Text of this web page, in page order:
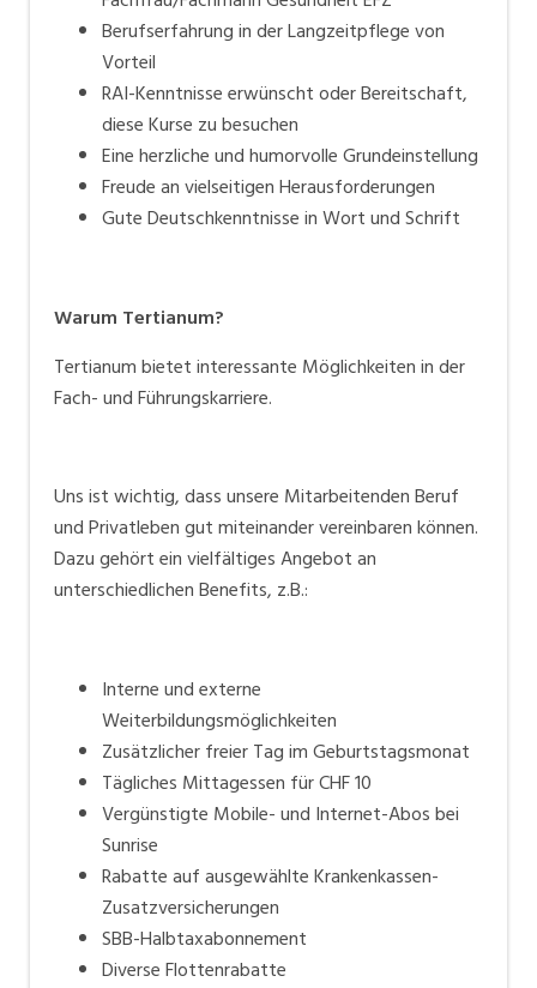
Berufserfahrung in der Langzeitpflege von
Vorteil
RAI-Kenntnisse erwünscht oder Bereitschaft,
diese Kurse zu besuchen
Eine herzliche und humorvolle Grundeinstellung
Freude an vielseitigen Herausforderungen
Gute Deutschkenntnisse in Wort und Schrift
Warum Tertianum?
Tertianum bietet interessante Möglichkeiten in der
Fach- und Führungskarriere.
Uns ist wichtig, dass unsere Mitarbeitenden Beruf
und Privatleben gut miteinander vereinbaren können.
Dazu gehört ein vielfältiges Angebot an
unterschiedlichen Benefits, z.B.:
Interne und externe
Weiterbildungsmöglichkeiten
Zusätzlicher freier Tag im Geburtstagsmonat
Tägliches Mittagessen für CHF 10
Vergünstigte Mobile- und Internet-Abos bei
Sunrise
Rabatte auf ausgewählte Krankenkassen-
Zusatzversicherungen
SBB-Halbtaxabonnement
Diverse Flottenrabatte